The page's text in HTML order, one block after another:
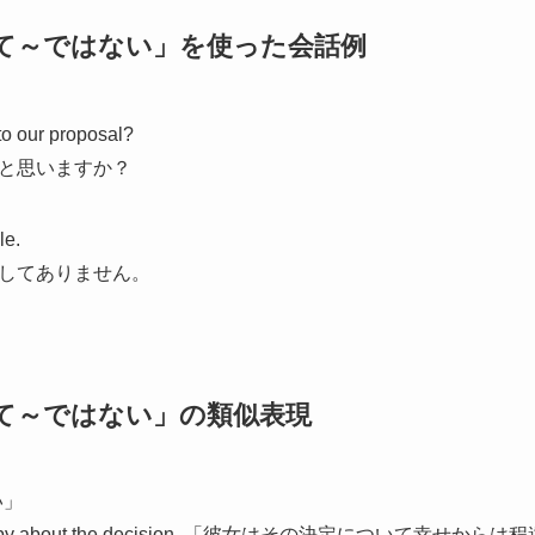
ではない」を使った会話例
our proposal?
思いますか？
てありません。
ではない」の類似表現